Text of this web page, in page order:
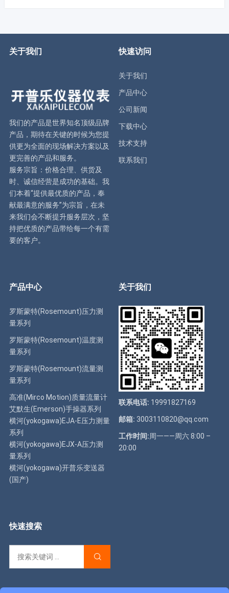
关于我们
我们的产品是世界知名顶级品牌
产品，期待在关键的时候为您提
供更为全面的现场解决方案以及
更完善的产品和服务。
服务宗旨：价格合理、供货及
时、诚信经营是成功的基础。我
们本着“提供最优质的产品，奉
献最满意的服务”为宗旨，在未
来我们会不断提升服务层次，坚
持把优质的产品带给每一个有需
要的客户。
快速访问
关于我们
产品中心
公司新闻
下载中心
技术支持
联系我们
产品中心
罗斯蒙特(Rosemount)压力测
量系列
罗斯蒙特(Rosemount)温度测
量系列
罗斯蒙特(Rosemount)流量测
量系列
高准(Mirco Motion)质量流量计
艾默生(Emerson)手操器系列
横河(yokogawa)EJA-E压力测量
系列
横河(yokogawa)EJX-A压力测
量系列
横河(yokogawa)开普乐变送器
(国产)
关于我们
联系电话: 19991827169
邮箱: 3003110820@qq.com
工作时间:周一——周六 8:00 –
20:00
快速搜索